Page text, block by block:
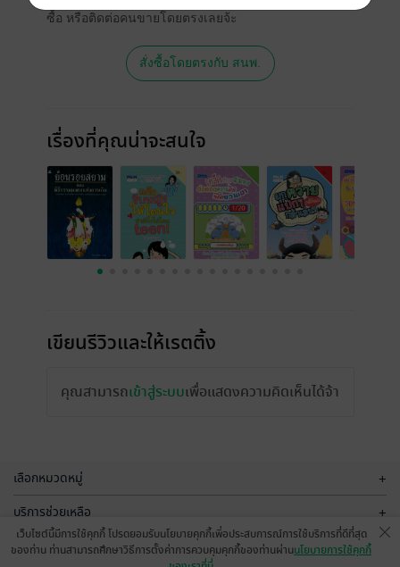
ซื้อ หรือติดต่อคนขายโดยตรงเลยจ้ะ
สั่งซื้อโดยตรงกับ สนพ.
เรื่องที่คุณน่าจะสนใจ
เขียนรีวิวและให้เรตติ้ง
คุณสามารถเข้าสู่ระบบเพื่อแสดงความคิดเห็นได้จ้า
เลือกหมวดหมู่ +
บริการช่วยเหลือ +
เกี่ยวกับเรา
เว็บไซต์นี้มีการใช้คุกกี้ โปรดยอมรับนโยบายคุกกี้เพื่อประสบการณ์การใช้บริการที่ดีที่สุด
ของท่าน ท่านสามารถศึกษาวิธีการตั้งค่าการควบคุมคุกกี้ของท่านผ่านนโยบายการใช้คุกกี้